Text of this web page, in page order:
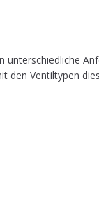
Ven­til­ty­pen